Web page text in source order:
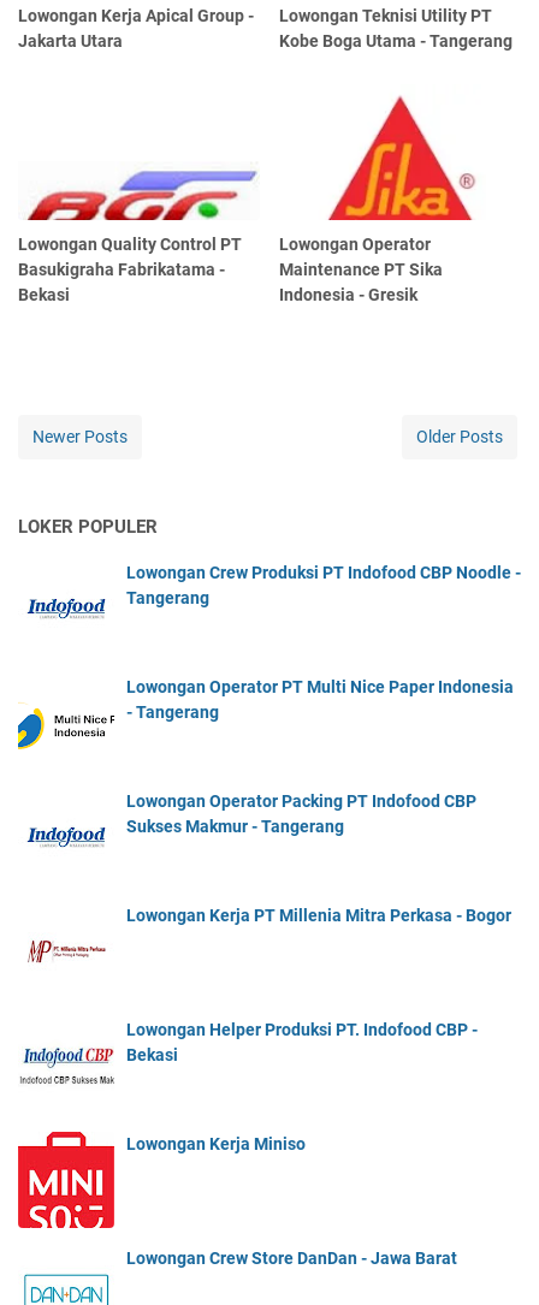
Lowongan Kerja Apical Group -
Jakarta Utara
Lowongan Teknisi Utility PT
Kobe Boga Utama - Tangerang
Lowongan Quality Control PT
Basukigraha Fabrikatama -
Bekasi
Lowongan Operator
Maintenance PT Sika
Indonesia - Gresik
Newer Posts Older Posts
LOKER POPULER
Lowongan Crew Produksi PT Indofood CBP Noodle -
Tangerang
Lowongan Operator PT Multi Nice Paper Indonesia
- Tangerang
Lowongan Operator Packing PT Indofood CBP
Sukses Makmur - Tangerang
Lowongan Kerja PT Millenia Mitra Perkasa - Bogor
Lowongan Helper Produksi PT. Indofood CBP -
Bekasi
Lowongan Kerja Miniso
Lowongan Crew Store DanDan - Jawa Barat